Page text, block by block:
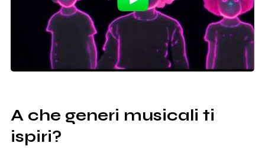
A che generi musicali ti
ispiri?